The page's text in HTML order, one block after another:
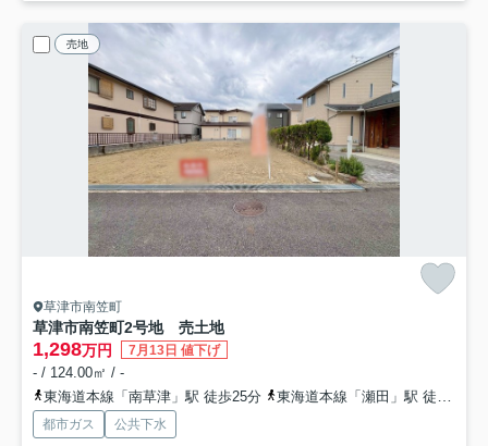
売地
草津市南笠町
草津市南笠町2号地 売土地
1,298万円 7月13日 値下げ
- / 124.00㎡ / -
東海道本線「南草津」駅 徒歩25分
東海道本線「瀬田」駅 徒歩29分
都市ガス 公共下水